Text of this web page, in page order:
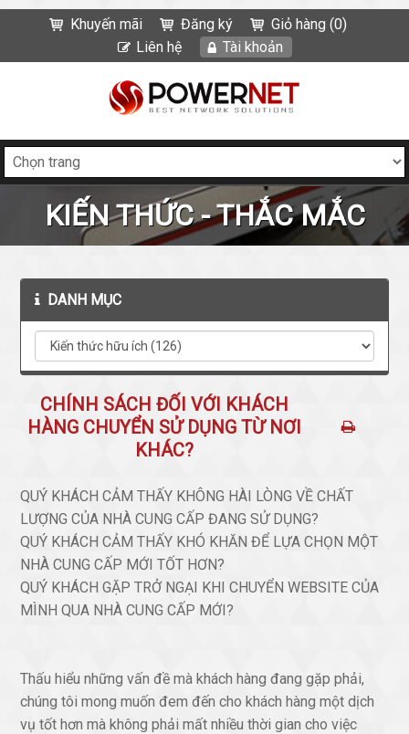
Khuyến mãi Đăng ký
Giỏ hàng (0)
Liên hệ
Tài khoản
KIẾN THỨC - THẮC MẮC
DANH MỤC
CHÍNH SÁCH ĐỐI VỚI KHÁCH
HÀNG CHUYỂN SỬ DỤNG TỪ NƠI
KHÁC?
QUÝ KHÁCH CẢM THẤY KHÔNG HÀI LÒNG VỀ CHẤT
LƯỢNG CỦA NHÀ CUNG CẤP ĐANG SỬ DỤNG?
QUÝ KHÁCH CẢM THẤY KHÓ KHĂN ĐỂ LỰA CHỌN MỘT
NHÀ CUNG CẤP MỚI TỐT HƠN?
QUÝ KHÁCH GẶP TRỞ NGẠI KHI CHUYỂN WEBSITE CỦA
MÌNH QUA NHÀ CUNG CẤP MỚI?
Thấu hiểu những vấn đề mà khách hàng đang gặp phải,
chúng tôi mong muốn đem đến cho khách hàng một dịch
vụ tốt hơn mà không phải mất nhiều thời gian cho việc